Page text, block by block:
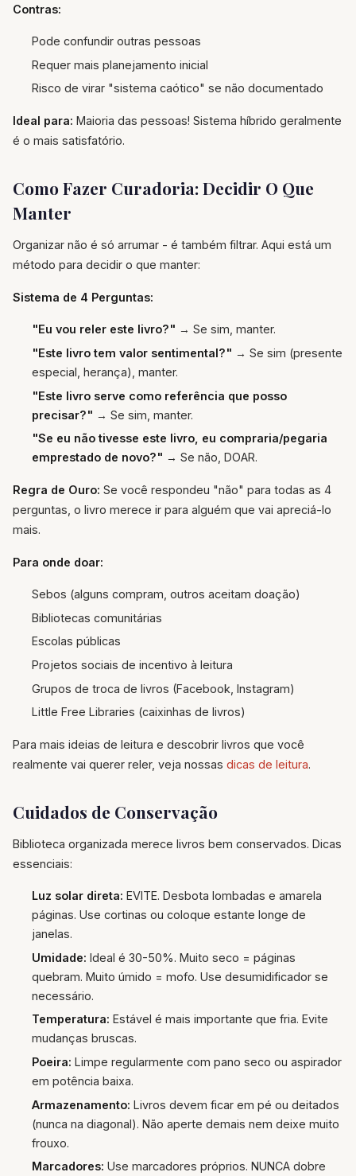
Contras:
Pode confundir outras pessoas
Requer mais planejamento inicial
Risco de virar "sistema caótico" se não documentado
Ideal para: Maioria das pessoas! Sistema híbrido geralmente
é o mais satisfatório.
Como Fazer Curadoria: Decidir O Que
Manter
Organizar não é só arrumar - é também filtrar. Aqui está um
método para decidir o que manter:
Sistema de 4 Perguntas:
"Eu vou reler este livro?" → Se sim, manter.
"Este livro tem valor sentimental?" → Se sim (presente
especial, herança), manter.
"Este livro serve como referência que posso
precisar?" → Se sim, manter.
"Se eu não tivesse este livro, eu compraria/pegaria
emprestado de novo?" → Se não, DOAR.
Regra de Ouro: Se você respondeu "não" para todas as 4
perguntas, o livro merece ir para alguém que vai apreciá-lo
mais.
Para onde doar:
Sebos (alguns compram, outros aceitam doação)
Bibliotecas comunitárias
Escolas públicas
Projetos sociais de incentivo à leitura
Grupos de troca de livros (Facebook, Instagram)
Little Free Libraries (caixinhas de livros)
Para mais ideias de leitura e descobrir livros que você
realmente vai querer reler, veja nossas dicas de leitura.
Cuidados de Conservação
Biblioteca organizada merece livros bem conservados. Dicas
essenciais:
Luz solar direta: EVITE. Desbota lombadas e amarela
páginas. Use cortinas ou coloque estante longe de
janelas.
Umidade: Ideal é 30-50%. Muito seco = páginas
quebram. Muito úmido = mofo. Use desumidificador se
necessário.
Temperatura: Estável é mais importante que fria. Evite
mudanças bruscas.
Poeira: Limpe regularmente com pano seco ou aspirador
em potência baixa.
Armazenamento: Livros devem ficar em pé ou deitados
(nunca na diagonal). Não aperte demais nem deixe muito
frouxo.
Marcadores: Use marcadores próprios. NUNCA dobre